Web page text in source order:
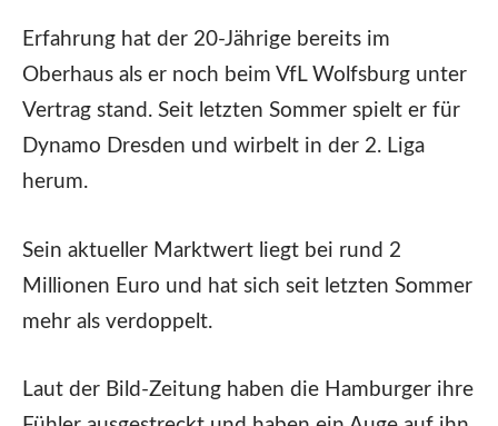
Erfahrung hat der 20-Jährige bereits im
Oberhaus als er noch beim VfL Wolfsburg unter
Vertrag stand. Seit letzten Sommer spielt er für
Dynamo Dresden und wirbelt in der 2. Liga
herum.
Sein aktueller Marktwert liegt bei rund 2
Millionen Euro und hat sich seit letzten Sommer
mehr als verdoppelt.
Laut der Bild-Zeitung haben die Hamburger ihre